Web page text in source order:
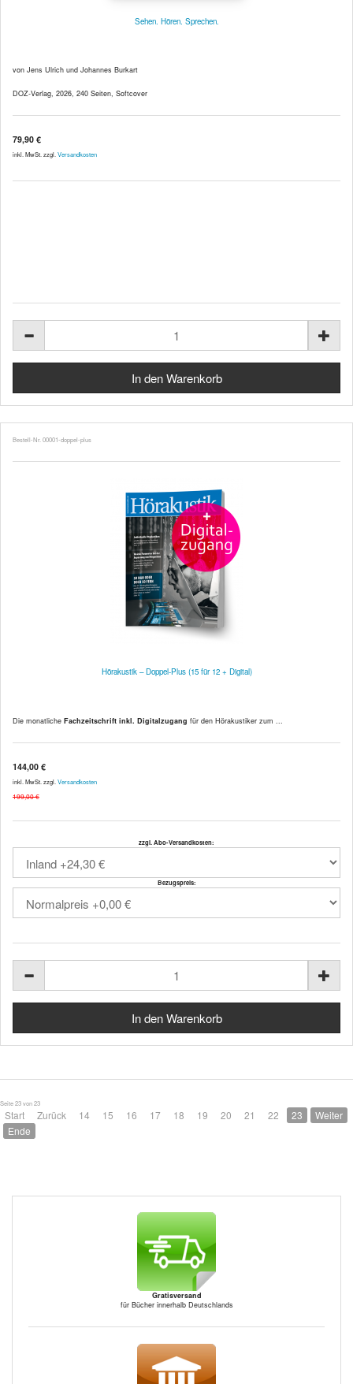
Sehen. Hören. Sprechen.
von Jens Ulrich und Johannes Burkart
DOZ-Verlag, 2026, 240 Seiten, Softcover
79,90 €
inkl. MwSt. zzgl. Versandkosten
Bestell-Nr. 00001-doppel-plus
Hörakustik – Doppel-Plus (15 für 12 + Digital)
Die monatliche Fachzeitschrift inkl. Digitalzugang für den Hörakustiker zum ...
144,00 €
inkl. MwSt. zzgl. Versandkosten
199,00 €
zzgl. Abo-Versandkosten:
Bezugspreis:
Seite 23 von 23
Start Zurück 14 15 16 17 18 19 20 21 22 23
Weiter
Ende
Gratisversand
für Bücher innerhalb Deutschlands